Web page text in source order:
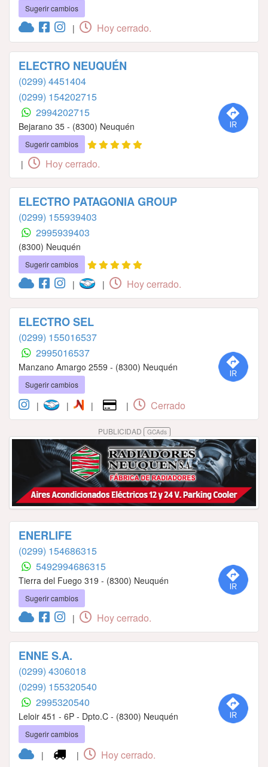
Sugerir cambios
| Hoy cerrado.
ELECTRO NEUQUÉN
(0299) 4451404
(0299) 154202715
2994202715
Bejarano 35 - (8300) Neuquén
Sugerir cambios
| Hoy cerrado.
ELECTRO PATAGONIA GROUP
(0299) 155939403
2995939403
(8300) Neuquén
Sugerir cambios
| | Hoy cerrado.
ELECTRO SEL
(0299) 155016537
2995016537
Manzano Amargo 2559 - (8300) Neuquén
Sugerir cambios
| | | | Cerrado
PUBLICIDAD GCAds
ENERLIFE
(0299) 154686315
‪5492994686315‬
Tierra del Fuego 319 - (8300) Neuquén
Sugerir cambios
| Hoy cerrado.
ENNE S.A.
(0299) 4306018
(0299) 155320540
2995320540
Leloir 451 - 6P - Dpto.C - (8300) Neuquén
Sugerir cambios
| | Hoy cerrado.